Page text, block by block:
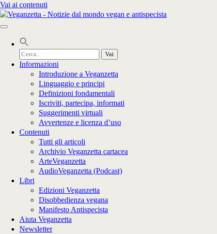
Vai ai contenuti
Cerca
per:
Informazioni
Introduzione a Veganzetta
Linguaggio e principi
Definizioni fondamentali
Iscriviti, partecipa, informati
Suggerimenti virtuali
Avvertenze e licenza d’uso
Contenuti
Tutti gli articoli
Archivio Veganzetta cartacea
ArteVeganzetta
AudioVeganzetta (Podcast)
Libri
Edizioni Veganzetta
Disobbedienza vegana
Manifesto Antispecista
Aiuta Veganzetta
Newsletter